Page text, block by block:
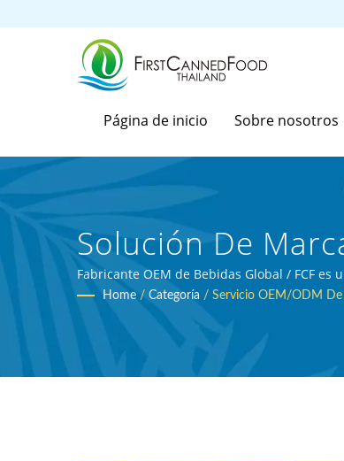
Página de inicio Sobre nosotros
Solución De
Fabricante De
30 Años De
Fabricante OEM de Bebidas Global / FCF
Home / Categoría / Servicio OEM/ODM De